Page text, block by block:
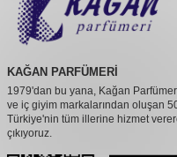
KAĞAN PARFÜMERİ
1979'dan bu yana, Kağan
ve iç giyim markalarından oluşan
Türkiye'nin tüm illerine hizmet
çıkıyoruz.